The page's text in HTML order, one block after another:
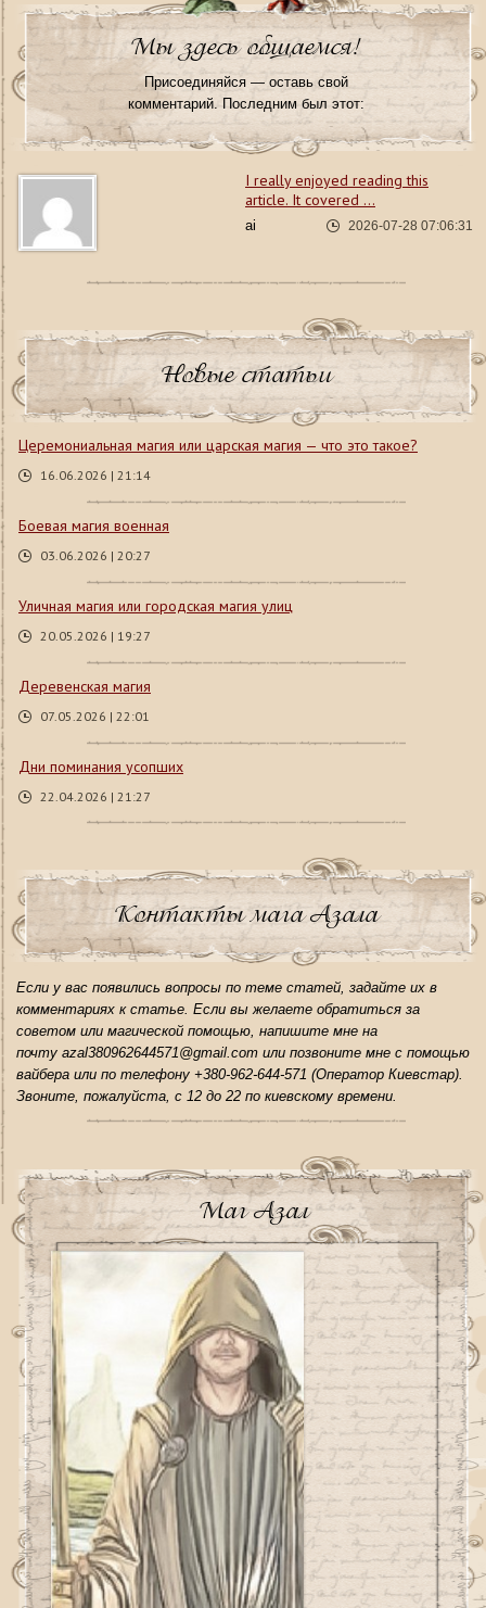
Мы здесь общаемся!
Присоединяйся — оставь свой
комментарий. Последним был этот:
I really enjoyed reading this
article. It covered ...
ai 2026-07-28 07:06:31
Новые статьи
Церемониальная магия или царская магия — что это такое?
16.06.2026 | 21:14
Боевая магия военная
03.06.2026 | 20:27
Уличная магия или городская магия улиц
20.05.2026 | 19:27
Деревенская магия
07.05.2026 | 22:01
Дни поминания усопших
22.04.2026 | 21:27
Контакты мага Азала
Если у вас появились вопросы по теме статей, задайте их в
комментариях к статье. Если вы желаете обратиться за
советом или магической помощью, напишите мне на
почту azal380962644571@gmail.com или позвоните мне с помощью
вайбера или по телефону +380-962-644-571 (Оператор Киевстар).
Звоните, пожалуйста, с 12 до 22 по киевскому времени.
Маг Азал